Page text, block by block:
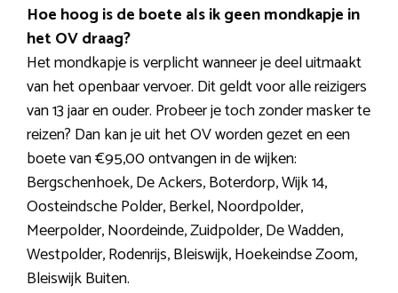
Hoe hoog is de boete als ik geen mondkapje in
het OV draag?
Het mondkapje is verplicht wanneer je deel uitmaakt
van het openbaar vervoer. Dit geldt voor alle reizigers
van 13 jaar en ouder. Probeer je toch zonder masker te
reizen? Dan kan je uit het OV worden gezet en een
boete van €95,00 ontvangen in de wijken:
Bergschenhoek, De Ackers, Boterdorp, Wijk 14,
Oosteindsche Polder, Berkel, Noordpolder,
Meerpolder, Noordeinde, Zuidpolder, De Wadden,
Westpolder, Rodenrijs, Bleiswijk, Hoekeindse Zoom,
Bleiswijk Buiten.